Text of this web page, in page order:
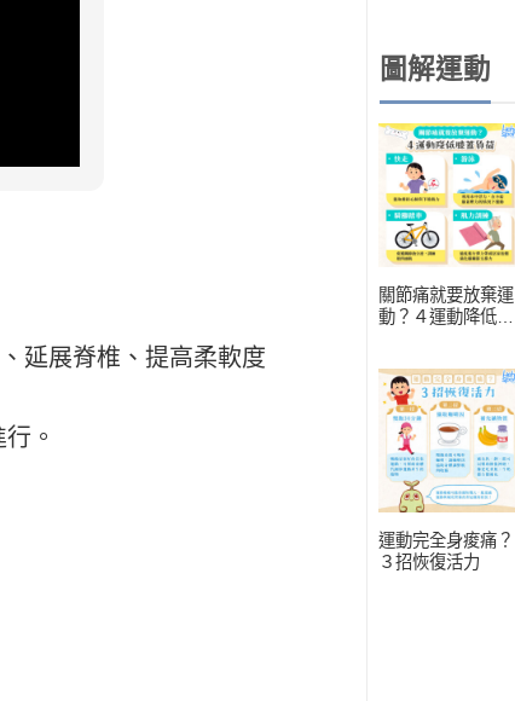
延展脊椎、提高柔軟度
。
圖解運動
關節痛就要放棄運
動？４運動降低膝
運動完全身痠痛？
３招恢復活力